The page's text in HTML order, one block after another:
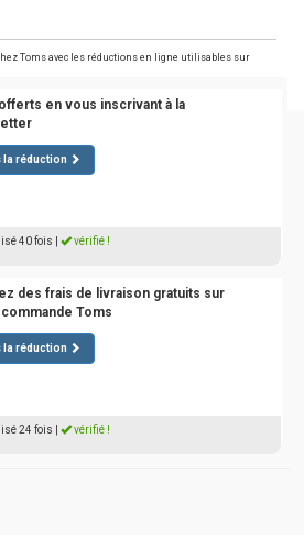
Toms avec les réductions en ligne utilisables sur
en vous inscrivant à la
la réduction
40 fois vérifié !
des frais de livraison gratuits sur
Toms
la réduction
24 fois vérifié !